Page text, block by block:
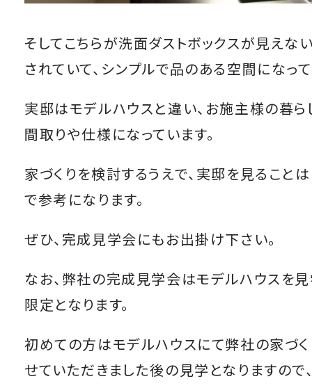
そしてこちらが洗面ダストボックスが見えな
されていて、シンプルで品のある空間になって
実邸はモデルハウスと違い、お施主様の暮
間取りや仕様になっています。
家づくりを検討するうえで、実邸を見ること
で参考になります。
ぜひ、完成見学会にもお出掛け下さい。
なお、弊社の完成見学会はモデルハウスを
限定となります。
初めての方はモデルハウスにて弊社の家づ
せていただきました後の見学となりますので